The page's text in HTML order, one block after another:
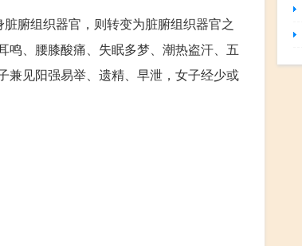
腑组织器官，则转变为脏腑组织器官之
鸣、腰膝酸痛、失眠多梦、潮热盗汗、五
兼见阳强易举、遗精、早泄，女子经少或